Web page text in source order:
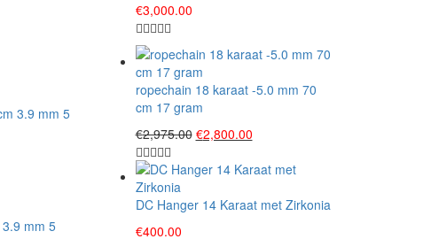
mm 5
€3,000.00
ropechain 18 karaat -5.0 mm 70
cm 17 gram
€2,975.00 Original
was:
€2,800.00Current
is:
DC Hanger 14 Karaat met Zirkonia
€400.00